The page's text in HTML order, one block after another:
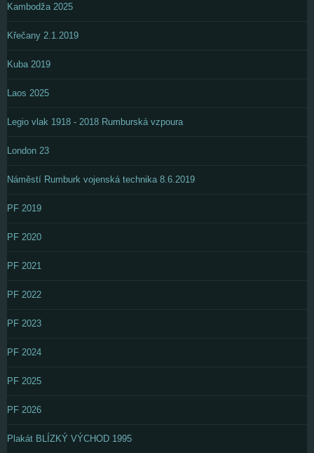
Kambodža 2025
Křečany 2.1.2019
Kuba 2019
Laos 2025
Legio vlak 1918 - 2018 Rumburská vzpoura
London 23
Náměstí Rumburk vojenská technika 8.6.2019
PF 2019
PF 2020
PF 2021
PF 2022
PF 2023
PF 2024
PF 2025
PF 2026
Plakát BLÍZKÝ VÝCHOD 1995